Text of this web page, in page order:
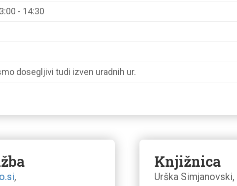
- 14:30
dosegljivi tudi izven uradnih ur.
,
Knjižnica
Urška Simjanovski,